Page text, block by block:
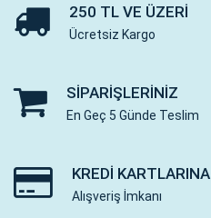
250 TL VE ÜZERI
Ücretsiz Kargo
SIPARIŞLERINIZ
En Geç 5 Günde Teslim
KREDI KARTLARINA
Alışveriş İmkanı